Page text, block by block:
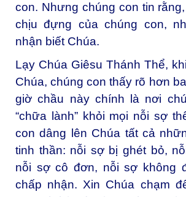
con. Nhưng chúng con tin
chịu đựng của chúng con,
nhận biết Chúa.
Lạy Chúa Giêsu Thánh Thể,
Chúa, chúng con thấy rõ hơn
giờ chầu này chính là nơi
“chữa lành” khỏi mọi nỗi sợ
con dâng lên Chúa tất cả
tinh thần: nỗi sợ bị ghét bỏ,
nỗi sợ cô đơn, nỗi sợ không
chấp nhận. Xin Chúa chạm